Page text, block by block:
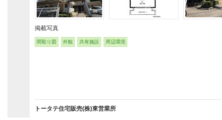
掲載写真
間取り図 外観 共有施設 周辺環境
トータテ住宅販売(株)東営業所